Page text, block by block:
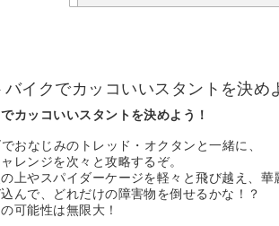
イクでカッコいいスタントを決め
カッコいいスタントを決めよう！
おなじみのトレッド・オクタンと一緒に、
レンジを次々と攻略するぞ。
上やスパイダーケージを軽々と飛び越え、華
んで、どれだけの障害物を倒せるかな！？
可能性は無限大！